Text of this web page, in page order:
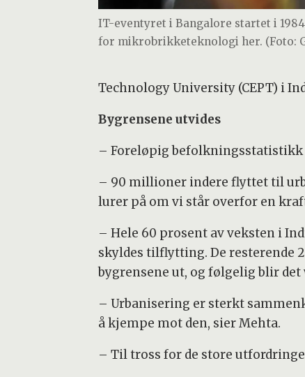
IT-eventyret i Bangalore startet i
for mikrobrikketeknologi her. (Foto:
Technology University (CEPT) i
Bygrensene utvides
– Foreløpig befolkningsstatistikk
– 90 millioner indere flyttet til
lurer på om vi står overfor en
– Hele 60 prosent av veksten i
skyldes tilflytting. De resterende
bygrensene ut, og følgelig blir
– Urbanisering er sterkt
å kjempe mot den, sier Mehta.
– Til tross for de store